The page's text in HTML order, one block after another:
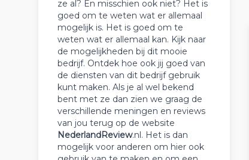
ze al? En misschien ook niet? Het is
goed om te weten wat er allemaal
mogelijk is. Het is goed om te
weten wat er allemaal kan. Kijk naar
de mogelijkheden bij dit mooie
bedrijf. Ontdek hoe ook jij goed van
de diensten van dit bedrijf gebruik
kunt maken. Als je al wel bekend
bent met ze dan zien we graag de
verschillende meningen en reviews
van jou terug op de website
NederlandReview.nl. Het is dan
mogelijk voor anderen om hier ook